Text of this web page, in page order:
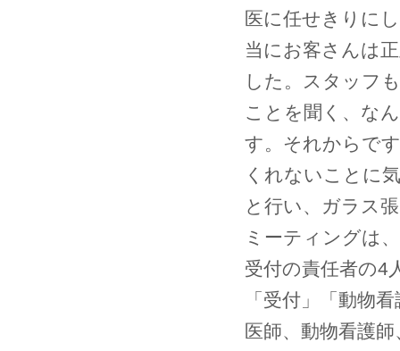
医に任せきりに
当にお客さんは
した。スタッフ
ことを聞く、な
す。それからで
くれないことに
と行い、ガラス
ミーティングは
受付の責任者の4
「受付」「動物
医師、動物看護